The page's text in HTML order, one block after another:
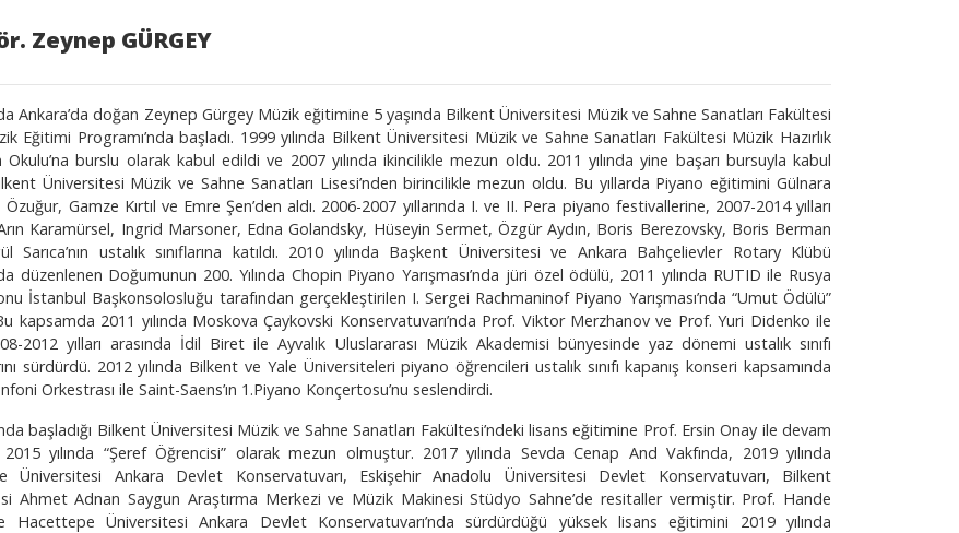
Zeynep GÜRGEY
Ankara’da doğan Zeynep Gürgey Müzik eğitimine 5 yaşında Bilkent Üniversitesi Müzik ve Sahne Sanatları Fakültesi
Eğitimi Programı’nda başladı. 1999 yılında Bilkent Üniversitesi Müzik ve Sahne Sanatları Fakültesi Müzik Hazırlık
Okulu’na burslu olarak kabul edildi ve 2007 yılında ikincilikle mezun oldu. 2011 yılında yine başarı bursuyla kabul
Üniversitesi Müzik ve Sahne Sanatları Lisesi’nden birincilikle mezun oldu. Bu yıllarda Piyano eğitimini Gülnara
Özuğur, Gamze Kırtıl ve Emre Şen’den aldı. 2006-2007 yıllarında I. ve II. Pera piyano festivallerine, 2007-2014 yılları
Karamürsel, Ingrid Marsoner, Edna Golandsky, Hüseyin Sermet, Özgür Aydın, Boris Berezovsky, Boris Berman
Sarıca’nın ustalık sınıflarına katıldı. 2010 yılında Başkent Üniversitesi ve Ankara Bahçelievler Rotary Klübü
düzenlenen Doğumunun 200. Yılında Chopin Piyano Yarışması’nda jüri özel ödülü, 2011 yılında RUTID ile Rusya
İstanbul Başkonsolosluğu tarafından gerçekleştirilen I. Sergei Rachmaninof Piyano Yarışması’nda “Umut Ödülü”
kapsamda 2011 yılında Moskova Çaykovski Konservatuvarı’nda Prof. Viktor Merzhanov ve Prof. Yuri Didenko ile
2012 yılları arasında İdil Biret ile Ayvalık Uluslararası Müzik Akademisi bünyesinde yaz dönemi ustalık sınıfı
sürdürdü. 2012 yılında Bilkent ve Yale Üniversiteleri piyano öğrencileri ustalık sınıfı kapanış konseri kapsamında
Orkestrası ile Saint-Saens’ın 1.Piyano Konçertosu’nu seslendirdi.
başladığı Bilkent Üniversitesi Müzik ve Sahne Sanatları Fakültesi’ndeki lisans eğitimine Prof. Ersin Onay ile devam
yılında “Şeref Öğrencisi” olarak mezun olmuştur. 2017 yılında Sevda Cenap And Vakfında, 2019 yılında
Üniversitesi Ankara Devlet Konservatuvarı, Eskişehir Anadolu Üniversitesi Devlet Konservatuvarı, Bilkent
Ahmet Adnan Saygun Araştırma Merkezi ve Müzik Makinesi Stüdyo Sahne’de resitaller vermiştir. Prof. Hande
Hacettepe Üniversitesi Ankara Devlet Konservatuvarı’nda sürdürdüğü yüksek lisans eğitimini 2019 yılında